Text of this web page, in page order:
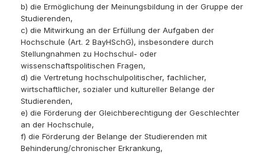
b) die Ermöglichung der Meinungsbildung in der Gruppe der
Studierenden,
c) die Mitwirkung an der Erfüllung der Aufgaben der
Hochschule (Art. 2 BayHSchG), insbesondere durch
Stellungnahmen zu Hochschul- oder
wissenschaftspolitischen Fragen,
d) die Vertretung hochschulpolitischer, fachlicher,
wirtschaftlicher, sozialer und kultureller Belange der
Studierenden,
e) die Förderung der Gleichberechtigung der Geschlechter
an der Hochschule,
f) die Förderung der Belange der Studierenden mit
Behinderung/chronischer Erkrankung,